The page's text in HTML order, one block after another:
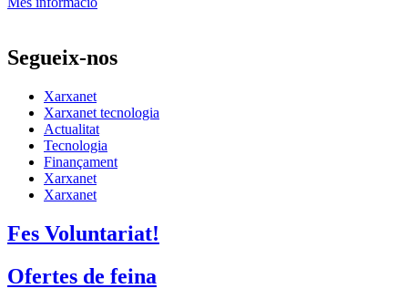
Segueix-nos
Xarxanet
Xarxanet tecnologia
Actualitat
Tecnologia
Finançament
Xarxanet
Xarxanet
Fes Voluntariat!
Ofertes de feina